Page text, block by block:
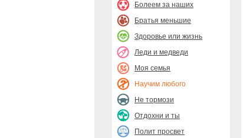
Болеем за наших
Братья меньшие
Здоровье или жизнь
Леди и медведи
Моя семья
Научим любого
Не тормози
Отдохни и ты
Полит просвет